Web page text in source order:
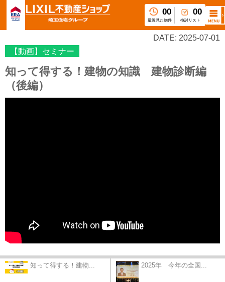
00
最近見た物件
00
検討リスト
DATE: 2025-07-01
【動画】セミナー
知って得する！建物の知識 建物診断編
（後編）
知って得する！建物... 2025年 今年の全国...